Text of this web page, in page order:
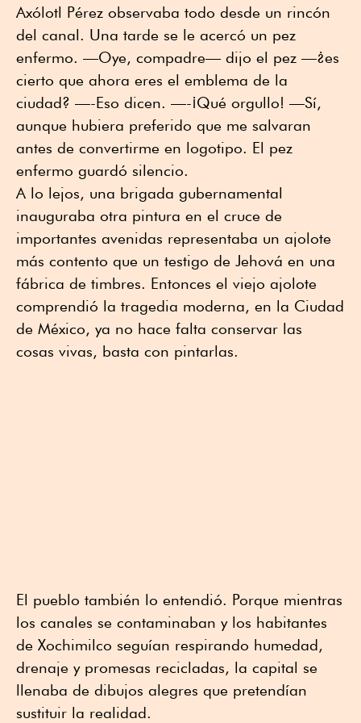
Axólotl Pérez observaba todo desde un rincón
del canal. Una tarde se le acercó un pez
enfermo. —Oye, compadre— dijo el pez —¿es
cierto que ahora eres el emblema de la
ciudad? —-Eso dicen. —-¡Qué orgullo! —Sí,
aunque hubiera preferido que me salvaran
antes de convertirme en logotipo. El pez
enfermo guardó silencio.
A lo lejos, una brigada gubernamental
inauguraba otra pintura en el cruce de
importantes avenidas representaba un ajolote
más contento que un testigo de Jehová en una
fábrica de timbres. Entonces el viejo ajolote
comprendió la tragedia moderna, en la Ciudad
de México, ya no hace falta conservar las
cosas vivas, basta con pintarlas.
El pueblo también lo entendió. Porque mientras
los canales se contaminaban y los habitantes
de Xochimilco seguían respirando humedad,
drenaje y promesas recicladas, la capital se
llenaba de dibujos alegres que pretendían
sustituir la realidad.